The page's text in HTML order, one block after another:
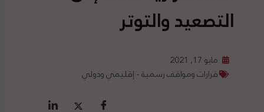
التصعيد والتوتر
مايو 17, 2021
قرارات ومواقف رسمية - إقليمي ودولي